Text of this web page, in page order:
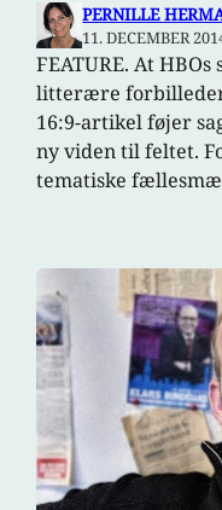
PERNILLE
11. DECEMBER
FEATURE. At
litterære forbilleder
16:9-artikel føjer
ny viden til feltet.
tematiske